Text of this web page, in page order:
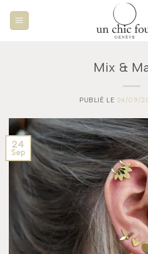
Mix &
PUBLIÉ LE 24/09/
24
Sep